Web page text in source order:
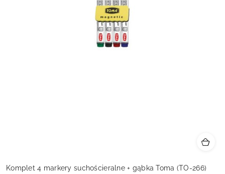
Komplet 4 markery suchościeralne + gąbka Toma (TO-266)